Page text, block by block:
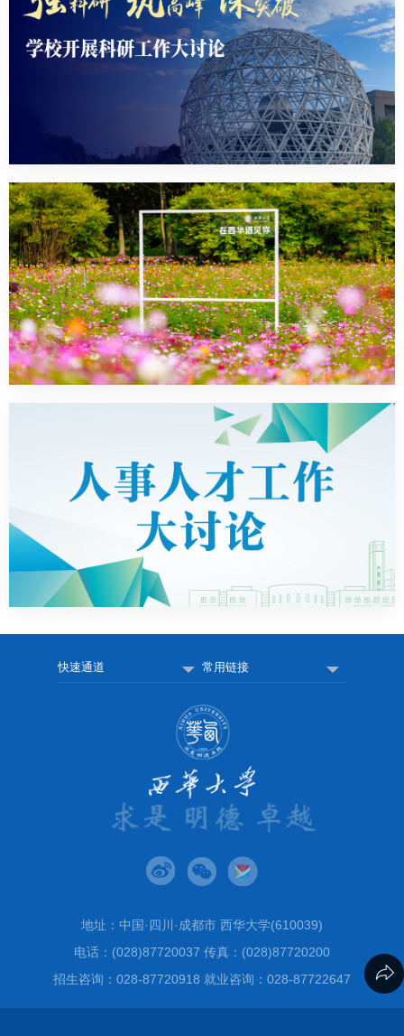
快速通道 常用链接
地址：中国·四川·成都市 西华大学(610039)
电话：(028)87720037 传真：(028)87720200
招生咨询：028-87720918 就业咨询：028-87722647